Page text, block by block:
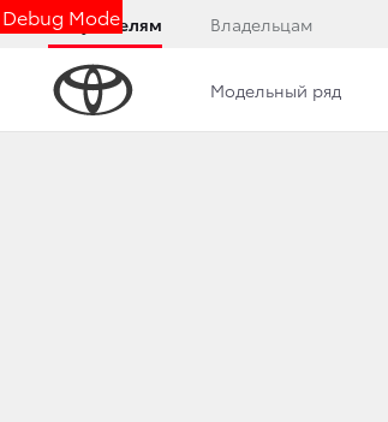
Debug Mode
Покупателям Владельцам
Модельный ряд